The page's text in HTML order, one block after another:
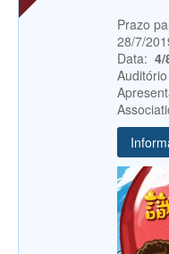
Prazo
28/7/
Data: 4/